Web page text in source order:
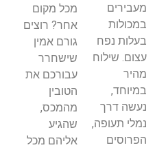
מעבירים
במכולות
בעלות נפח
עצום. שילוח
מהיר
במיוחד,
נעשה דרך
נמלי תעופה,
הפרוסים
מכל מקום
אחר? רוצים
גורם אמין
שישחרר
עבורכם את
הטובין
מהמכס,
שהגיע
אליהם מכל